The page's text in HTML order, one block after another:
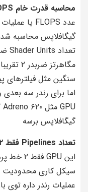
محاسبه قدرت خام FLOPS و تفسیر اون عدد ۱۲۸ گیگافلاپس
گیگافلاپس محاسبه
اما برای رندر سه
گیگافلاپس برسه
تعداد Pipelines فقط ۲ خط پردازش یعنی چی
سیکل کاری محدودیت
عملیات رندر داره